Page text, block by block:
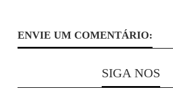
ENVIE UM COMENTÁRIO:
SIGA NOS